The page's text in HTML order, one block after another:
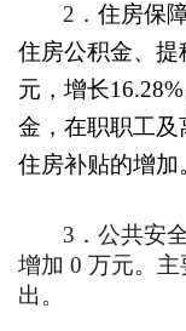
2 ．住房保
住房公积金、提
元，增长16.28%
金，在职职工
住房补贴的增加
3 ．公共安
增加 0 万元。主
出。